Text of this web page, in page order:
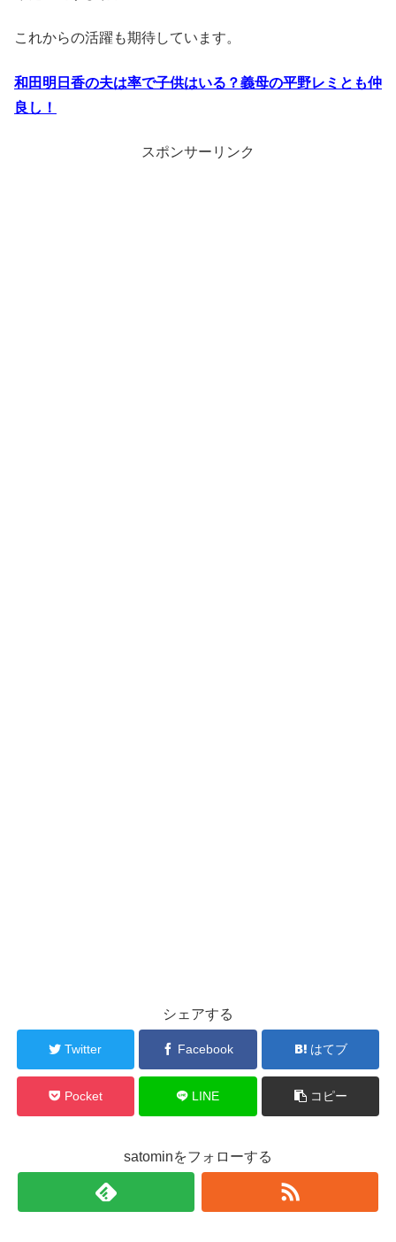
これからの活躍も期待しています。
和田明日香の夫は率で子供はいる？義母の平野レミとも仲
良し！
スポンサーリンク
シェアする
Twitter Facebook はてブ
Pocket LINE コピー
satominをフォローする